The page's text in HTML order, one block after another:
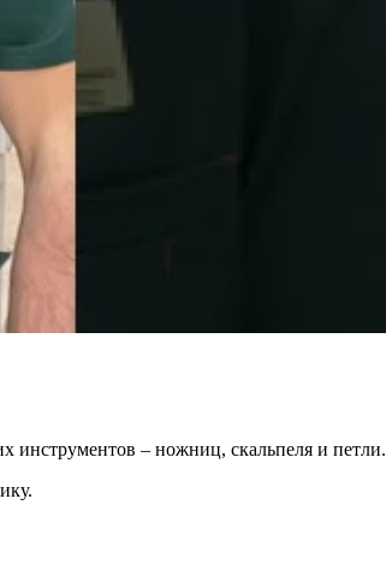
инструментов – ножниц, скальпеля и петли.